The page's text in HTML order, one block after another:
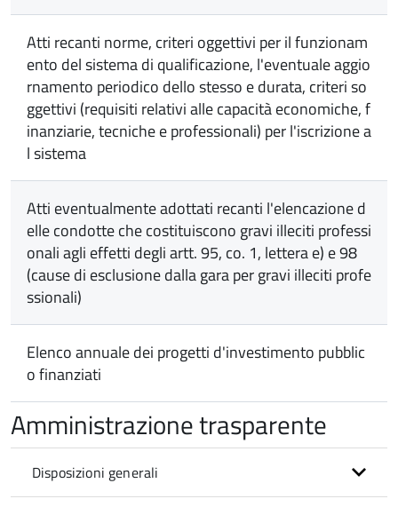
Atti recanti norme, criteri oggettivi per il funzionam
ento del sistema di qualificazione, l'eventuale aggio
rnamento periodico dello stesso e durata, criteri so
ggettivi (requisiti relativi alle capacità economiche, f
inanziarie, tecniche e professionali) per l'iscrizione a
l sistema
Atti eventualmente adottati recanti l'elencazione d
elle condotte che costituiscono gravi illeciti professi
onali agli effetti degli artt. 95, co. 1, lettera e) e 98
(cause di esclusione dalla gara per gravi illeciti profe
ssionali)
Elenco annuale dei progetti d'investimento pubblic
o finanziati
Amministrazione trasparente
Disposizioni generali